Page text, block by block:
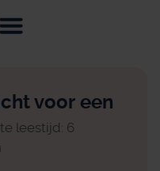
voor een
leestijd: 6